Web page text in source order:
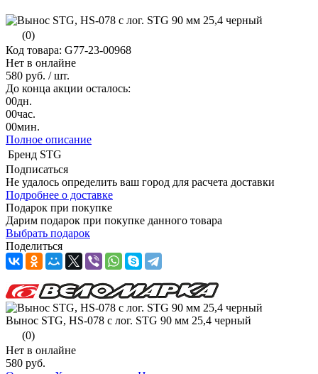
(0)
Код товара: G77-23-00968
Нет в онлайне
580 руб. / шт.
До конца акции осталось:
00дн.
00час.
00мин.
Полное описание
Бренд STG
Подписаться
Не удалось определить ваш город для расчета доставки
Подробнее о доставке
Подарок при покупке
Дарим подарок при покупке данного товара
Выбрать подарок
Поделиться
Вынос STG, HS-078 с лог. STG 90 мм 25,4 черный
(0)
Нет в онлайне
580 руб.